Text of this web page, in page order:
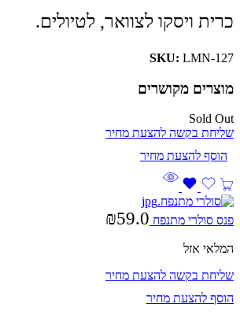
כרית ויסקו לצוואר, לטיולים.
SKU: LMN-127
מוצרים מקושרים
Sold Out
שליחת בקשה להצעת מחיר
פנס סולרי מתנפח ₪59.0
המלאי אזל
שליחת בקשה להצעת מחיר